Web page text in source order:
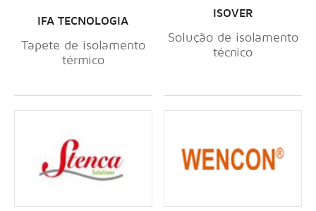
IFA TECNOLOGIA
Tapete de isolamento
térmico
ISOVER
Solução de isolamento
técnico